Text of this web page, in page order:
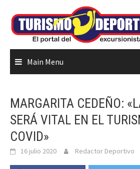
content
Main Menu
MARGARITA CEDEÑO:
SERÁ VITAL EN EL
COVID»
16 julio 2020 Redactor Deportivo